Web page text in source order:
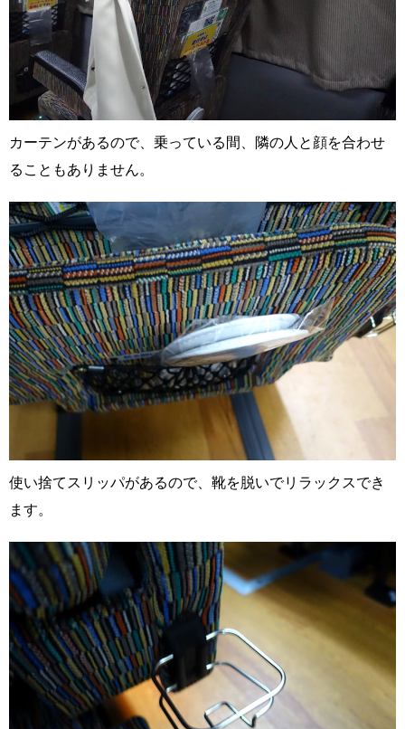
カーテンがあるので、乗っている間、隣の人と顔を合わせ
ることもありません。
使い捨てスリッパがあるので、靴を脱いでリラックスでき
ます。